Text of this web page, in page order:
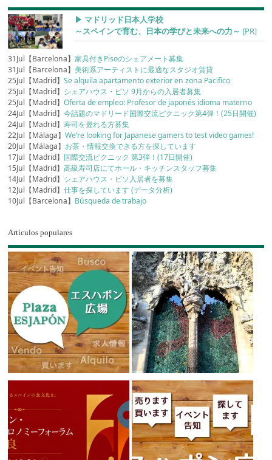
▶︎ マドリッド日本人学校
～スペインで育む、日本の学びと未来への力～ [PR]
31Jul【Barcelona】家具付きPisoのシェアメート募集
31Jul【Barcelona】美術系アーティストに最適なスタジオ賃貸
25Jul【Madrid】Se alquila apartamento exterior en zona Pacifico
25Jul【Madrid】 シェアハウス・ピソ 9月からの入居者募集
25Jul【Madrid】Oferta de empleo: Profesor de japonés idioma materno
24Jul【Madrid】今話題のマドリード国際交流ピクニック第4弾！(25日開催)
24Jul【Madrid】寿司を握れる方募集
22Jul【Málaga】We’re looking for Japanese gamers to test video games!
20Jul【Málaga】 お茶・情報交換できる方を探しています
17Jul【Madrid】 国際交流ピクニック 第3弾！(17日開催)
15Jul【Madrid】高級寿司店にてホール・キッチンスタッフ募集
14Jul【Madrid】 シェアハウス・ピソ入居者を募集
12Jul【Madrid】仕事を探しています (データ分析)
10Jul【Barcelona】 Búsqueda de trabajo
Artículos populares